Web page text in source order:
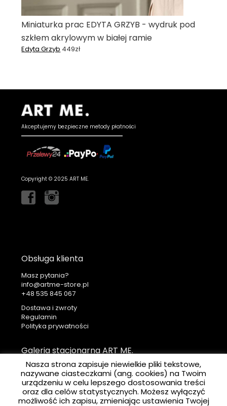
Miniaturka prac EDYTA GRZYB - wydruk pod
szkłem akrylowym w białej ramie
Edyta Grzyb 449zł
Akceptujemy bezpieczne metody płatności
Copyright © 2025 ART ME.
Obsługa klienta
Masz pytania?
info@artme-store.pl
+48
Dostawa i zwroty
Regulamin
Polityka prywatności
Galeria stacjonarna ART ME.
ART ME. Art Gallery
Ul. Krakowska 41
31-066 Kraków
Nasza strona zapisuje niewielkie pliki tekstowe,
nazywane ciasteczkami (ang. cookies) na Twoim
urządzeniu w celu lepszego dostosowania treści
oraz dla celów statystycznych. Możesz wyłączyć
możliwość ich zapisu, zmieniając ustawienia Twojej